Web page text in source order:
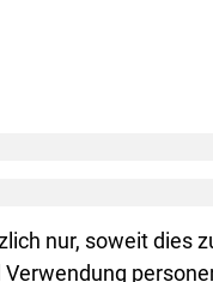
nur, soweit dies